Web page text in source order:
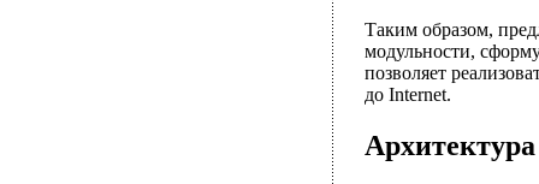
Таким образом,
модульности,
позволяет
до Internet.